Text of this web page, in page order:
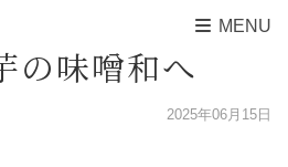
MENU
の味噌和へ
2025年06月15日